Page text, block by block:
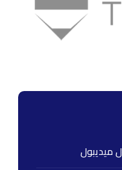
ميديبول